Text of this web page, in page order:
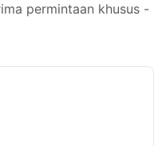
permintaan khusus -